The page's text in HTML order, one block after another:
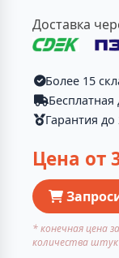
Доставка
Более 15
Гарантия до
Цена от
* конечная цена
количества